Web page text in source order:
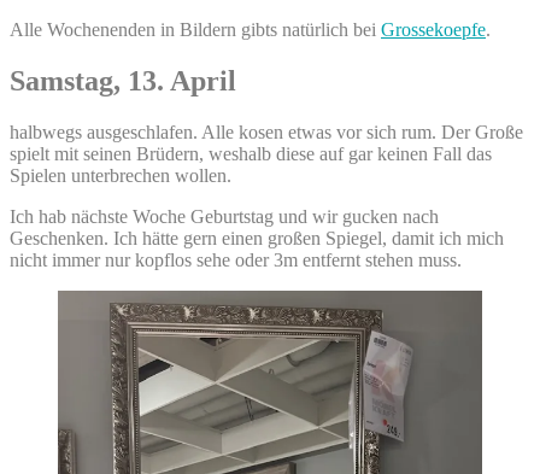
Alle Wochenenden in Bildern gibts natürlich bei Grossekoepfe.
Samstag, 13. April
halbwegs ausgeschlafen. Alle kosen etwas vor sich rum. Der Große
spielt mit seinen Brüdern, weshalb diese auf gar keinen Fall das
Spielen unterbrechen wollen.
Ich hab nächste Woche Geburtstag und wir gucken nach
Geschenken. Ich hätte gern einen großen Spiegel, damit ich mich
nicht immer nur kopflos sehe oder 3m entfernt stehen muss.